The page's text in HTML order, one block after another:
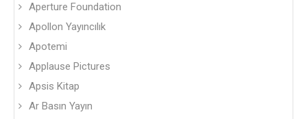
Aperture Foundation
Apollon Yayıncılık
Apotemi
Applause Pictures
Apsis Kitap
Ar Basın Yayın